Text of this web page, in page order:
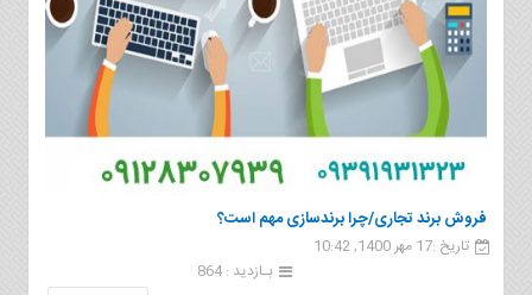
فروش برند تجاری/چرا برندسازی مهم است؟
تاریخ :17 مهر 1400, 10:42
بـازدید : 864